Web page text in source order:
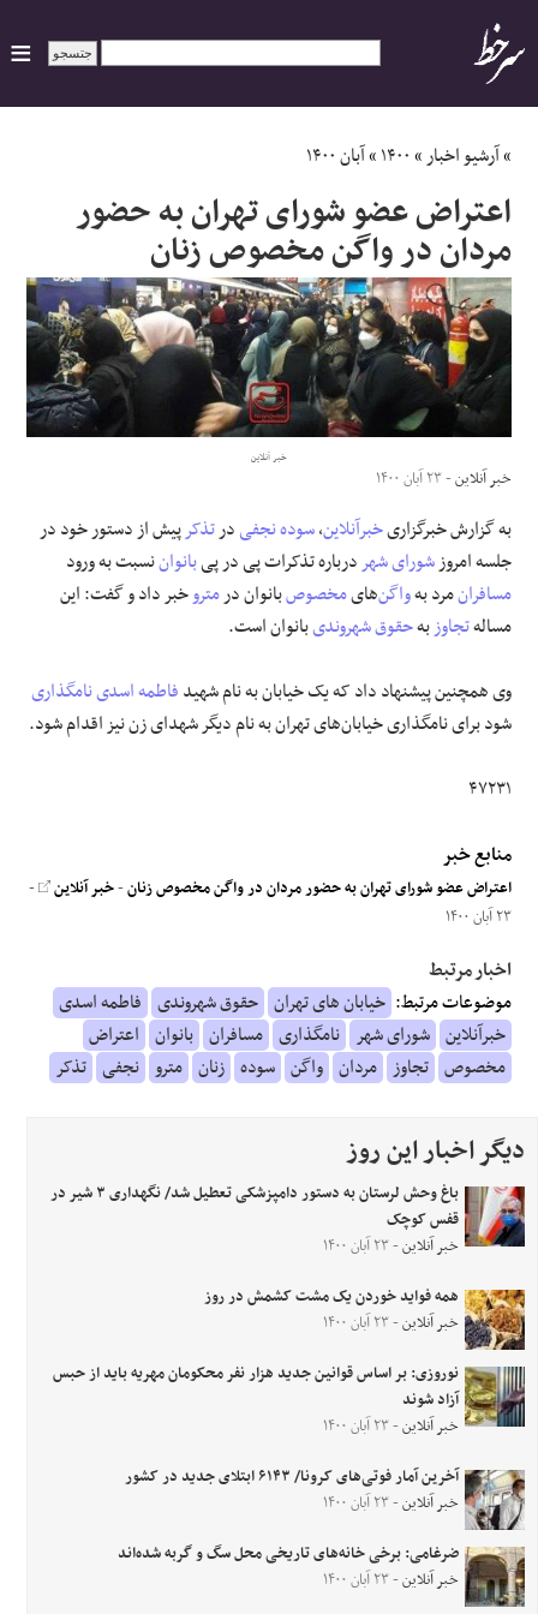
ایران
سیاسی
اقتصاد
ورزشی
جهان
اجتماعی
حوادث
علوم و فن آوری
مقالات
»آرشیو اخبار»۱۴۰۰»آبان ۱۴۰۰
اعتراض عضو شورای تهران به حضور
مردان در واگن مخصوص زنان
خبر آنلاین
خبر آنلاین- ۲۳ آبان ۱۴۰۰
به گزارش خبرگزاریخبرآنلاین،سودهنجفیدرتذکرپیش از دستور خود در
جلسه امروزشورای شهردرباره تذکرات پی در پیبانواننسبت به ورود
مسافرانمرد بهواگن‌هایمخصوصبانوان درمتروخبر داد و گفت: این
مسالهتجاوزبهحقوق شهروندیبانوان است.
وی همچنین پیشنهاد داد که یک خیابان به نام شهیدفاطمه اسدینامگذاری
شود برای نامگذاری خیابان‌های تهران به نام دیگر شهدای زن نیز اقدام شود.
۴۷۲۳۱
منابع خبر
اعتراض عضو شورای تهران به حضور مردان در واگن مخصوص زنان-خبر آنلاین -
۲۳ آبان ۱۴۰۰
اخبار مرتبط
موضوعات مرتبط: خیابان های تهران حقوق شهروندی فاطمه اسدی
خبرآنلاین شورای شهر نامگذاری مسافران بانوان اعتراض
مخصوص تجاوز مردان واگن سوده زنان مترو نجفی تذکر
دیگر اخبار این روز
باغ وحش لرستان به دستور دامپزشکی تعطیل شد/ نگهداری ۳ شیر در
قفس کوچک
خبر آنلاین- ۲۳ آبان ۱۴۰۰
همه فواید خوردن یک مشت کشمش در روز
خبر آنلاین- ۲۳ آبان ۱۴۰۰
نوروزی: بر اساس قوانین جدید هزار نفر محکومان مهریه باید از حبس
آزاد شوند
خبر آنلاین- ۲۳ آبان ۱۴۰۰
آخرین آمار فوتی‌های کرونا/ ۶۱۴۳ ابتلای جدید در کشور
خبر آنلاین- ۲۳ آبان ۱۴۰۰
ضرغامی: برخی خانه‌های تاریخی محل سگ و گربه شده‌اند
خبر آنلاین- ۲۳ آبان ۱۴۰۰